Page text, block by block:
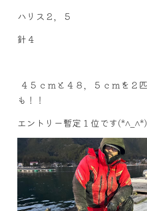
ハリス２，５
針４
も！！
エントリー暫定１位です(*^_^*)